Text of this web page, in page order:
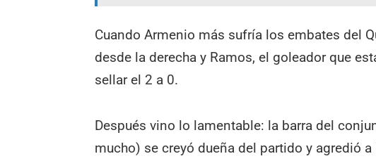
Cuando Armenio más sufría los embates del
desde la derecha y Ramos, el goleador que
sellar el 2 a 0.
Después vino lo lamentable: la barra del
mucho) se creyó dueña del partido y agredió